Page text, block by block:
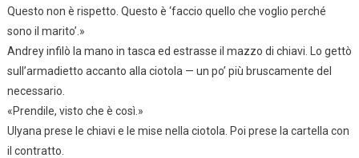
Questo non è rispetto. Questo è ‘faccio quello che voglio perché
sono il marito’.»
Andrey infilò la mano in tasca ed estrasse il mazzo di chiavi. Lo gettò
sull’armadietto accanto alla ciotola — un po’ più bruscamente del
necessario.
«Prendile, visto che è così.»
Ulyana prese le chiavi e le mise nella ciotola. Poi prese la cartella con
il contratto.